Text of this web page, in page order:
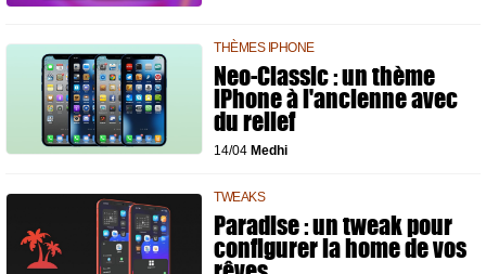
THÈMES IPHONE
Neo-Classic : un thème
iPhone à l'ancienne avec
du relief
14/04 Medhi
TWEAKS
Paradise : un tweak pour
configurer la home de vos